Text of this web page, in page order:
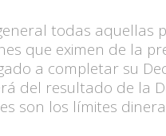
todas aquellas
que eximen de la
a completar su
del resultado de la
son los límites